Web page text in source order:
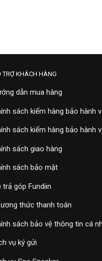
TRỢ KHÁCH HÀNG
dẫn mua hàng
sách kiểm hàng bảo hành
sách kiểm hàng bảo hành
sách giao hàng
sách bảo mật
trả góp Fundiin
thức thanh toán
sách bảo vệ thông tin cá
vụ ký gửi